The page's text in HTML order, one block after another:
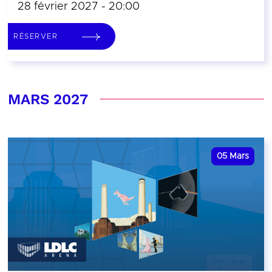
28 février 2027 - 20:00
RÉSERVER
MARS 2027
05 Mars